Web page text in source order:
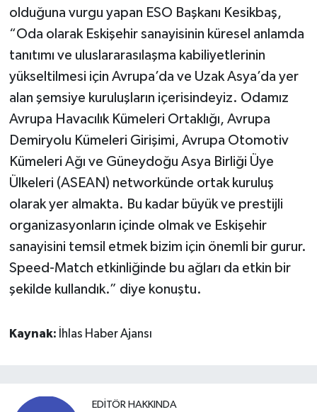
olduğuna vurgu yapan ESO Başkanı Kesikbaş,
“Oda olarak Eskişehir sanayisinin küresel anlamda
tanıtımı ve uluslararasılaşma kabiliyetlerinin
yükseltilmesi için Avrupa’da ve Uzak Asya’da yer
alan şemsiye kuruluşların içerisindeyiz. Odamız
Avrupa Havacılık Kümeleri Ortaklığı, Avrupa
Demiryolu Kümeleri Girişimi, Avrupa Otomotiv
Kümeleri Ağı ve Güneydoğu Asya Birliği Üye
Ülkeleri (ASEAN) networkünde ortak kuruluş
olarak yer almakta. Bu kadar büyük ve prestijli
organizasyonların içinde olmak ve Eskişehir
sanayisini temsil etmek bizim için önemli bir gurur.
Speed-Match etkinliğinde bu ağları da etkin bir
şekilde kullandık.” diye konuştu.
Kaynak: İhlas Haber Ajansı
EDITÖR HAKKINDA